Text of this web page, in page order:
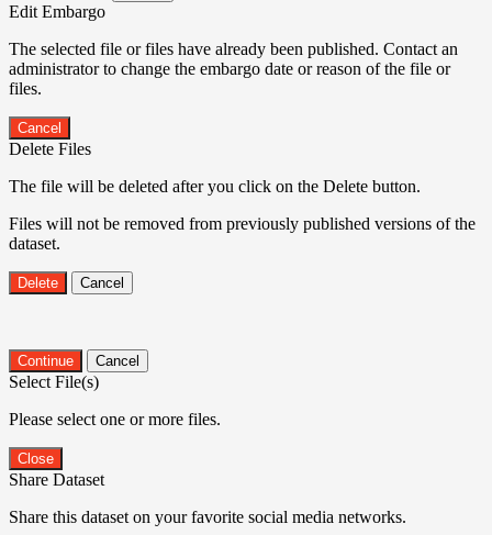
Edit Embargo
The selected file or files have already been published. Contact an
administrator to change the embargo date or reason of the file or
files.
Cancel
Delete Files
The file will be deleted after you click on the Delete button.
Files will not be removed from previously published versions of the
dataset.
Delete Cancel
Continue Cancel
Select File(s)
Please select one or more files.
Close
Share Dataset
Share this dataset on your favorite social media networks.